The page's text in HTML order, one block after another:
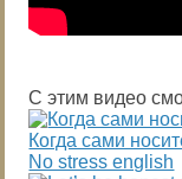
С этим видео
Когда сами
No stress english